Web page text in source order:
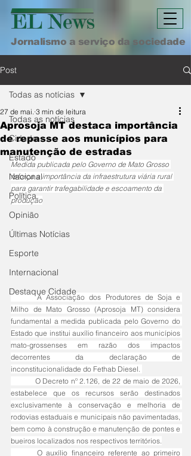
Jornalismo a serviço da sociedade
Post
Todas as notícias
Cidade
Estado
Nacional
Política
Opinião
Últimas Notícias
Esporte
Internacional
Destaque Cidade
Todas as notícias
Aprosoja MT destaca importância
de repasse aos municípios para
manutenção de estradas
27 de mai. 3 min de leitura
Medida publicada pelo Governo de Mato Grosso
reforça a importância da infraestrutura viária rural
para garantir trafegabilidade e escoamento da
produção
	A Associação dos Produtores de Soja e
Milho de Mato Grosso (Aprosoja MT) considera
fundamental a medida publicada pelo Governo do
Estado que institui auxílio financeiro aos municípios
mato-grossenses em razão dos impactos
decorrentes da declaração de
inconstitucionalidade do Fethab Diesel.
estabelece que os recursos serão destinados
exclusivamente à conservação e melhoria de
rodovias estaduais e municipais não pavimentadas,
bem como à construção e manutenção de pontes e
bueiros localizados nos respectivos territórios.